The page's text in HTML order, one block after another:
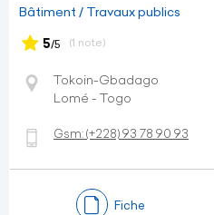
Bâtiment / Travaux publics
5/5 (1 note)
Tokoin-Gbadago
Lomé - Togo
Gsm:(+228)93 78 90 93
Fiche